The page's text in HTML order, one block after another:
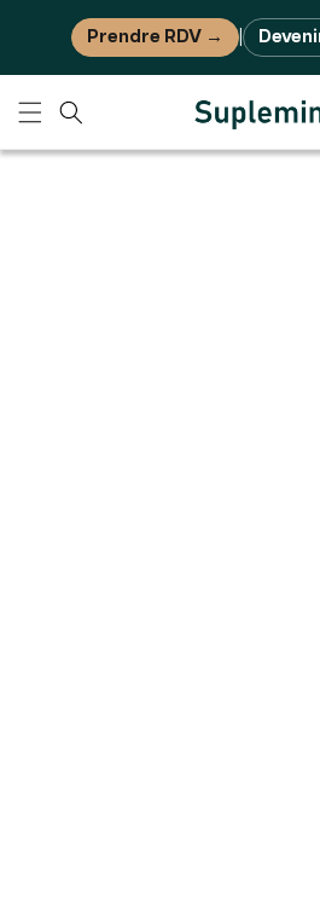
Ignorer et passer au contenu
Prendre RDV → |